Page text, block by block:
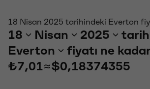
18 Nisan 2025 tarihindeki Everton
18 Nisan 2025
Everton
fiyatı ne
₺7,01≈$0,18374355